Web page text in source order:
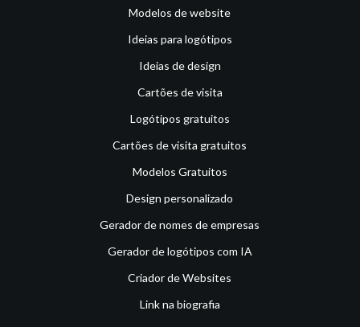
Modelos de website
Ideias para logótipos
Ideias de design
Cartões de visita
Logótipos gratuitos
Cartões de visita gratuitos
Modelos Gratuitos
Design personalizado
Gerador de nomes de empresas
Gerador de logótipos com IA
Criador de Websites
Link na biografia